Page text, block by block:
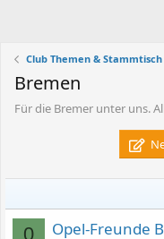
Club Themen & Stammtisch
Bremen
Für die Bremer unter uns.
0 Opel-Freunde